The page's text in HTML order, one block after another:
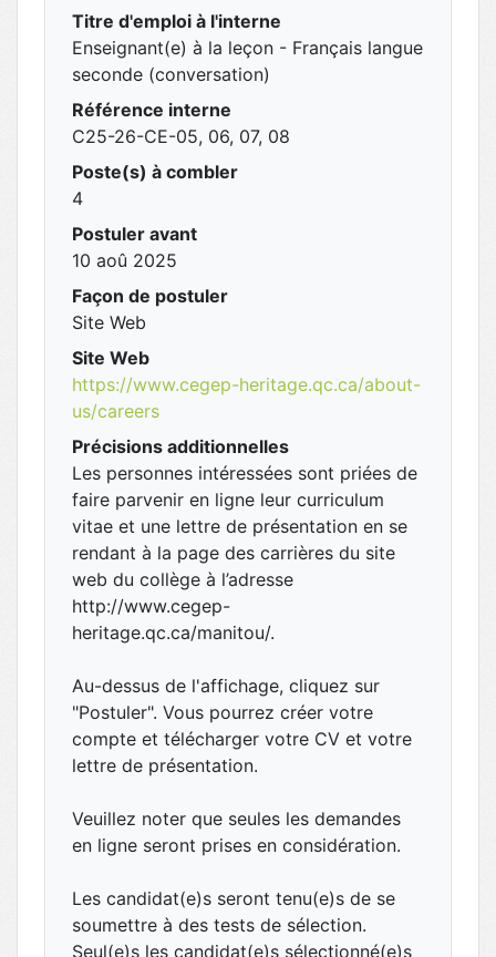
Titre d'emploi à l'interne
Enseignant(e) à la leçon - Français langue
seconde (conversation)
Référence interne
C25-26-CE-05, 06, 07, 08
Poste(s) à combler
4
Postuler avant
10 aoû 2025
Façon de postuler
Site Web
Site Web
https://www.cegep-heritage.qc.ca/about-
us/careers
Précisions additionnelles
Les personnes intéressées sont priées de
faire parvenir en ligne leur curriculum
vitae et une lettre de présentation en se
rendant à la page des carrières du site
web du collège à l’adresse
http://www.cegep-
heritage.qc.ca/manitou/.
Au-dessus de l'affichage, cliquez sur
"Postuler". Vous pourrez créer votre
compte et télécharger votre CV et votre
lettre de présentation.
Veuillez noter que seules les demandes
en ligne seront prises en considération.
Les candidat(e)s seront tenu(e)s de se
soumettre à des tests de sélection.
Seul(e)s les candidat(e)s sélectionné(e)s